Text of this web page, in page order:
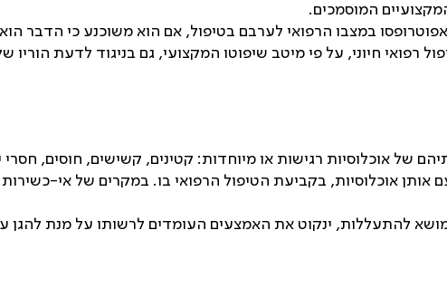
המוסמכים.
במצבו הרפואי לערבם בטיפול, אם הוא משוכנע כי הדבר
רפואי חיוני, על פי מיטב שיפוטו המקצועי, גם בניגוד לדעת הוריו
של אוכלוסיות רגישות או מיוחדות: קטינים, קשישים, חוסים,
אוכלוסיות, בקביעת הטיפול הרפואי בו. במקרים של אי-
להתעללות, ינקוט את האמצעים העומדים לרשותו על מנת להגן